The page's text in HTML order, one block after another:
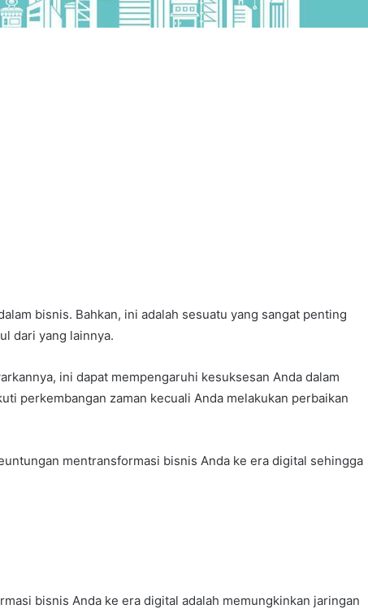
bisnis. Bahkan, ini adalah sesuatu yang sangat penting
dari yang lainnya.
ini dapat mempengaruhi kesuksesan Anda dalam
perkembangan zaman kecuali Anda melakukan perbaikan
mentransformasi bisnis Anda ke era digital sehingga
bisnis Anda ke era digital adalah memungkinkan jaringan